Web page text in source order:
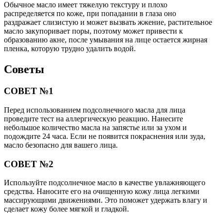
Обычное масло имеет тяжелую текстуру и плохо
распределяется по коже, при попадании в глаза оно
раздражает слизистую и может вызвать жжение, растительное
масло закупоривает поры, поэтому может привести к
образованию акне, после умывания на лице остается жирная
пленка, которую трудно удалить водой.
Советы
СОВЕТ №1
Перед использованием подсолнечного масла для лица
проведите тест на аллергическую реакцию. Нанесите
небольшое количество масла на запястье или за ухом и
подождите 24 часа. Если не появится покраснения или зуда,
масло безопасно для вашего лица.
СОВЕТ №2
Используйте подсолнечное масло в качестве увлажняющего
средства. Наносите его на очищенную кожу лица легкими
массирующими движениями. Это поможет удержать влагу и
сделает кожу более мягкой и гладкой.